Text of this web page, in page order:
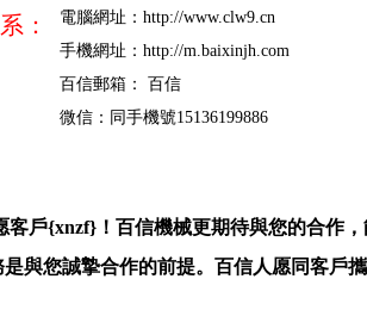
： 電腦網址： http://www.clw9.cn
手機網址： http://m.baixinjh.com
百信郵箱： 百信
微信：同手機號15136199886
戶{xnzf}！百信機械更期待與您的合作
與您誠摯合作的前提。百信人愿同客戶